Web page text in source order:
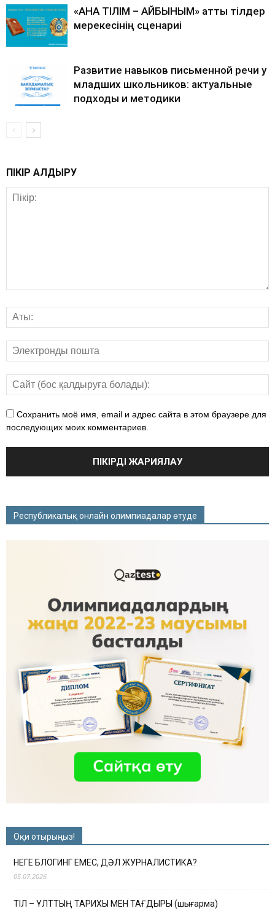
«АНА ТІЛІМ – АЙБЫНЫМ» атты тілдер
мерекесінің сценариі
Развитие навыков письменной речи у
младших школьников: актуальные
подходы и методики
ПІКІР ҚАЛДЫРУ
Сохранить моё имя, email и адрес сайта в этом браузере для
последующих моих комментариев.
Республикалық онлайн олимпиадалар өтуде
Оқи отырыңыз!
НЕГЕ БЛОГИНГ ЕМЕС, ДӘЛ ЖУРНАЛИСТИКА?
05.07.2026
ТІЛ – ҰЛТТЫҢ ТАРИХЫ МЕН ТАҒДЫРЫ (шығарма)